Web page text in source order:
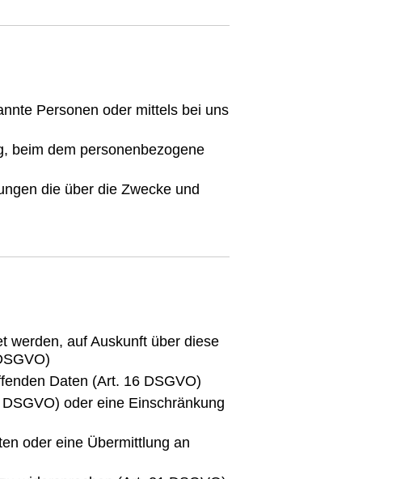
Personen oder mittels bei uns
beim dem personenbezogene
die über die Zwecke und
werden, auf Auskunft über diese
Daten (Art. 16 DSGVO)
oder eine Einschränkung
oder eine Übermittlung an